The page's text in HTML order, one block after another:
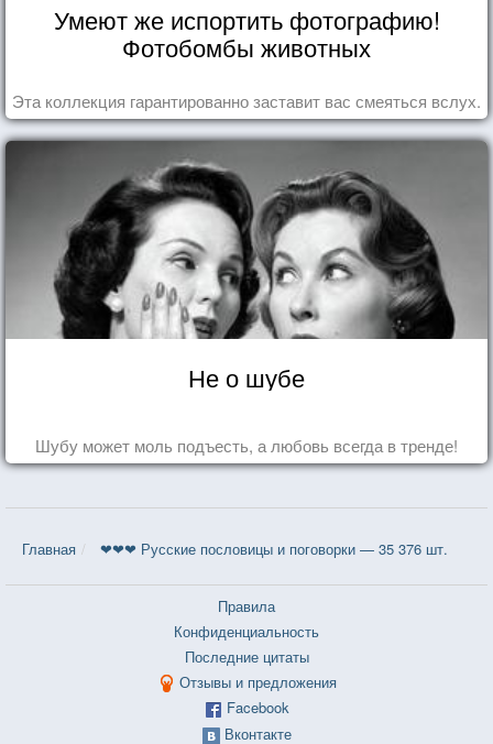
Умеют же испортить фотографию!
Фотобомбы животных
Эта коллекция гарантированно заставит вас смеяться вслух.
Не о шубе
Шубу может моль подъесть, а любовь всегда в тренде!
Главная ❤❤❤ Русские пословицы и поговорки — 35 376 шт.
Правила
Конфиденциальность
Последние цитаты
Отзывы и предложения
Facebook
Вконтакте